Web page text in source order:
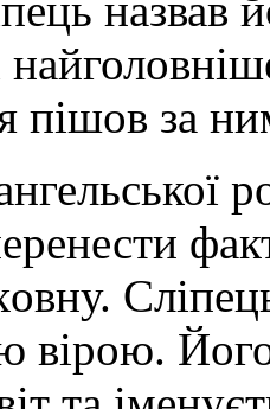
пішов за
вірою.